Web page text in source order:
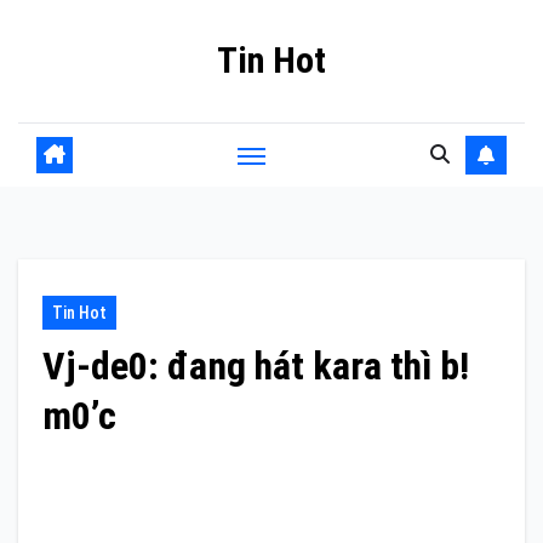
Tin Hot
Tin Hot
Vj-de0: đang hát kara thì b!
m0’c